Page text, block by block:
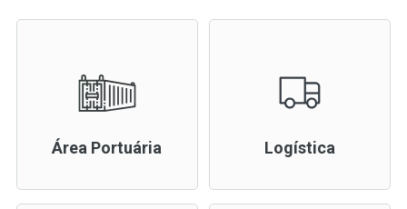
Área Portuária Logística